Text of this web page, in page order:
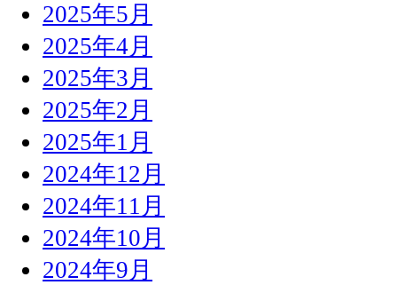
2025年5月
2025年4月
2025年3月
2025年2月
2025年1月
2024年12月
2024年11月
2024年10月
2024年9月